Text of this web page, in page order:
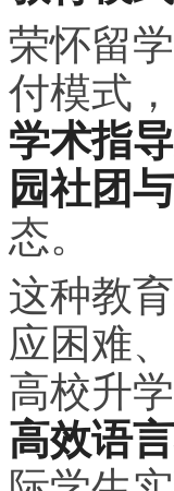
荣怀留
付模式
学术指导
园社团
态。
这种教
应困难
高校升
高效语